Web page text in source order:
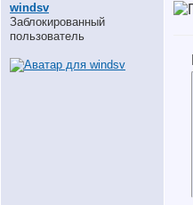
windsv
Заблокированный
пользователь